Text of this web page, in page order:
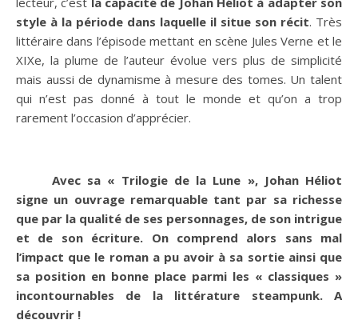
style à la période dans laquelle il situe son récit. Très
littéraire dans l’épisode mettant en scène Jules Verne et le
XIXe, la plume de l’auteur évolue vers plus de simplicité
mais aussi de dynamisme à mesure des tomes. Un talent
qui n’est pas donné à tout le monde et qu’on a trop
rarement l’occasion d’apprécier.
Avec sa « Trilogie de la Lune », Johan Héliot
signe un ouvrage remarquable tant par sa richesse
que par la qualité de ses personnages, de son intrigue
et de son écriture. On comprend alors sans mal
l’impact que le roman a pu avoir à sa sortie ainsi que
sa position en bonne place parmi les « classiques »
incontournables de la littérature steampunk. A
découvrir !